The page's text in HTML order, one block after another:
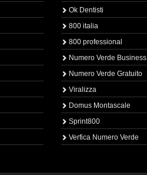
Ok Dentisti
800 italia
800 professional
Numero Verde Business
Numero Verde Gratuito
Viralizza
Domus Montascale
Sprint800
Verfica Numero Verde